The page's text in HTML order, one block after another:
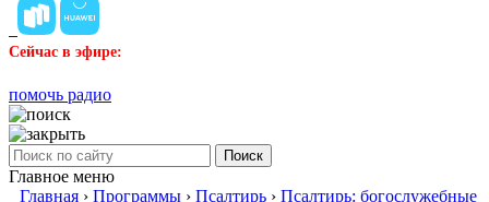
Сейчас в эфире:
помочь радио
Поиск
Главное меню
Главная › Программы › Псалтирь › Псалтирь: богослужебные